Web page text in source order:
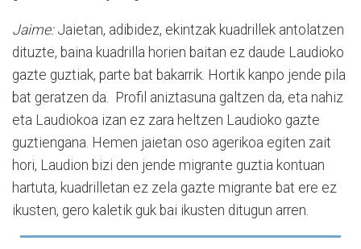
Jaime:Jaietan, adibidez, ekintzak kuadrillek antolatzen
dituzte, baina kuadrilla horien baitan ez daude Laudioko
gazte guztiak, parte bat bakarrik. Hortik kanpo jende pila
bat geratzen da. Profil aniztasuna galtzen da, eta nahiz
eta Laudiokoa izan ez zara heltzen Laudioko gazte
guztiengana. Hemen jaietan oso agerikoa egiten zait
hori, Laudion bizi den jende migrante guztia kontuan
hartuta, kuadrilletan ez zela gazte migrante bat ere ez
ikusten, gero kaletik guk bai ikusten ditugun arren.